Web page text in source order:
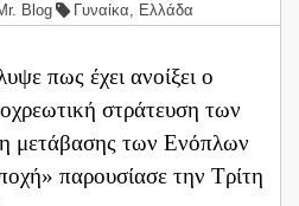
Blog Γυναίκα, Ελλάδα
πως έχει ανοίξει ο
στράτευση των
μετάβασης των Ενόπλων
παρουσίασε την Τρίτη